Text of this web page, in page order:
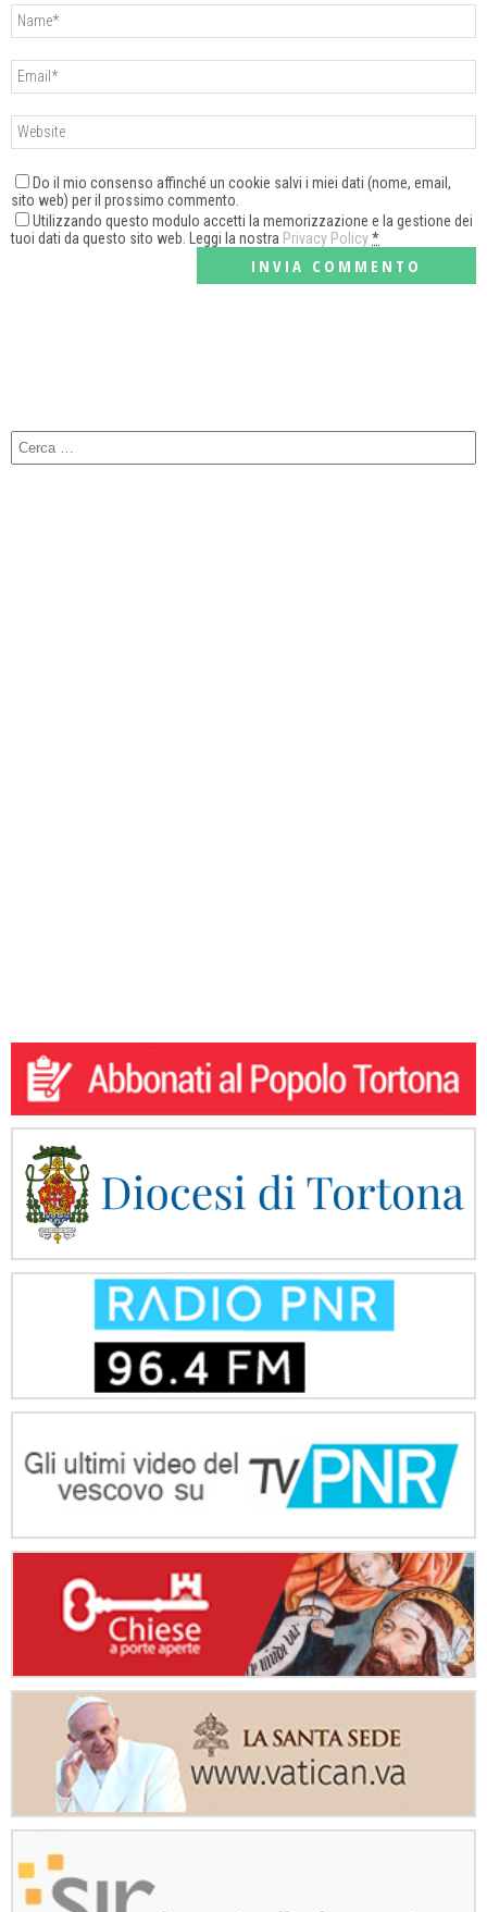
Do il mio consenso affinché un cookie salvi i miei dati (nome, email,
sito web) per il prossimo commento.
Utilizzando questo modulo accetti la memorizzazione e la gestione dei
tuoi dati da questo sito web. Leggi la nostra Privacy Policy*